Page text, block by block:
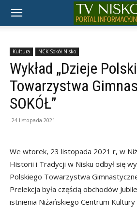
TELEWIZJA
NISKO
Kultura NCK Sokół Nisko
Wykład „Dzieje
Towarzystwa
SOKÓŁ”
24 listopada 2021
We wtorek, 23 listopada 2021 r, w
Historii i Tradycji w Nisku odbył się
Polskiego Towarzystwa
Prelekcja była częścią obchodów
istnienia Niżańskiego Centrum Kultury